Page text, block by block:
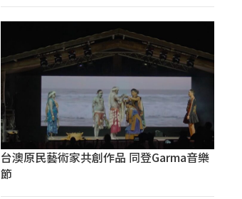
台澳原民藝術家共創作品 同登Garma音樂
節